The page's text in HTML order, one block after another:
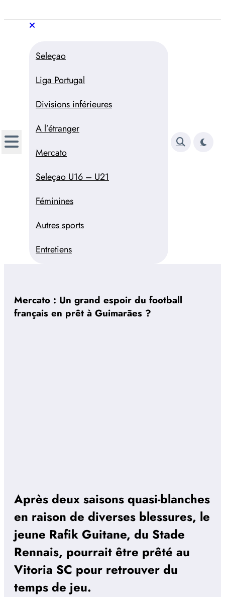
au
Trivela
L'actualité du football portugais
Seleçao
Liga Portugal
Divisions inférieures
A l’étranger
Mercato
Seleçao U16 – U21
Féminines
Autres sports
Entretiens
Mercato : Un grand espoir du football
français en prêt à Guimarães ?
Après deux saisons quasi-blanches
en raison de diverses blessures, le
jeune Rafik Guitane, du Stade
Rennais, pourrait être prêté au
Vitoria SC pour retrouver du
temps de jeu.